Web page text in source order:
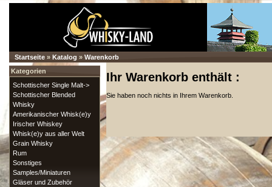
Startseite » Katalog » Warenkorb
Ihr Warenkorb enthält :
Sie haben noch nichts in Ihrem Warenkorb.
Kategorien
Schottischer Single Malt->
Schottischer Blended
Whisky
Amerikanischer Whisk(e)y
Irischer Whiskey
Whisk(e)y aus aller Welt
Grain Whisky
Rum
Sonstiges
Samples/Miniaturen
Gläser und Zubehör